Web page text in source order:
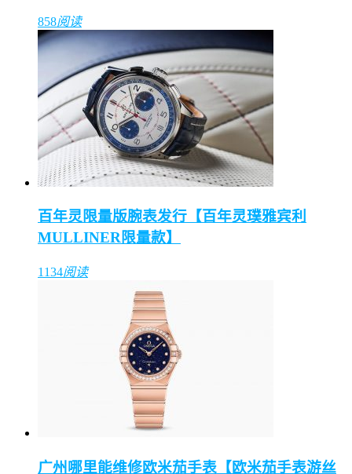
858阅读
百年灵限量版腕表发行【百年灵璞雅宾利
MULLINER限量款】
1134阅读
广州哪里能维修欧米茄手表【欧米茄手表游丝